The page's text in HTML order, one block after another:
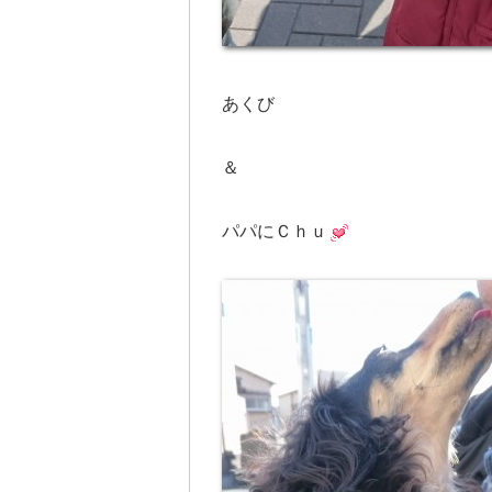
あくび
＆
パパにＣｈｕ